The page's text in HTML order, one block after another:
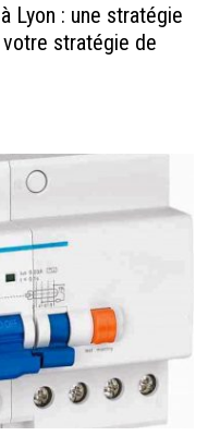
Lyon : une stratégie
stratégie de